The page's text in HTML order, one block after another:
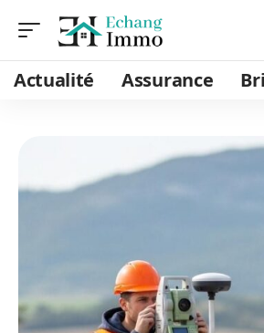
Actualité Assurance